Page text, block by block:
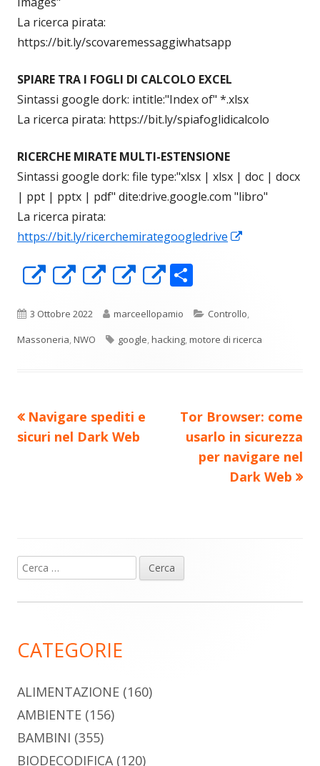
La ricerca pirata:
https://bit.ly/scovaremessaggiwhatsapp
SPIARE TRA I FOGLI DI CALCOLO EXCEL
Sintassi google dork: intitle:"Index of" *.xlsx
La ricerca pirata: https://bit.ly/spiafoglidicalcolo
RICERCHE MIRATE MULTI-ESTENSIONE
Sintassi google dork: file type:"xlsx | xlsx | doc | docx
| ppt | pptx | pdf" dite:drive.google.com "libro"
La ricerca pirata:
https://bit.ly/ricerchemirategoogledrive
finestra
Apre
una
nuova
Apre
una
nuova
Apre
una
nuova
Apre
una
nuova
Apre
una
nuova
n
di
Pubblicato
3 Ottobre 2022 Autore
marceellopamio Categorie
Controllo,
Massoneria,NWO Tag
google,hacking,motore di ricerca
Navigazione
Precedente
articolo:
Navigare spediti e
sicuri nel Dark Web
Nuovo
articolo:
Tor Browser: come
usarlo in sicurezza
per navigare nel
Dark Web
Barra
laterale
Ricerca
per:
CATEGORIE
ALIMENTAZIONE (160)
AMBIENTE (156)
BAMBINI (355)
BIODECODIFICA(120)